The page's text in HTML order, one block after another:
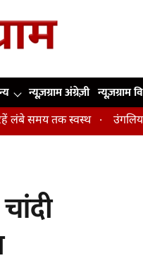
न्यूज़ग्राम अंग्रेज़ी न्यूज़ग्राम
तक स्वस्थ उंगलियां,